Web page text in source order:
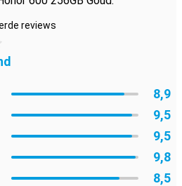
reviews
8,9
9,5
9,5
9,8
8,5